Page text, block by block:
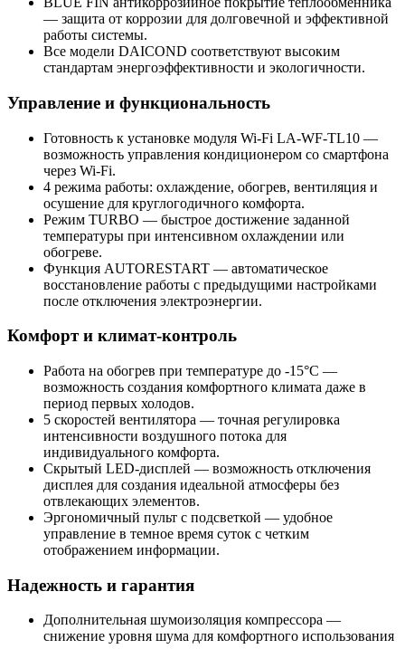
— защита от коррозии для долговечной и эффективной
работы системы.
Все модели DAICOND соответствуют высоким
стандартам энергоэффективности и экологичности.
Управление и функциональность
Готовность к установке модуля Wi-Fi LA-WF-TL10 —
возможность управления кондиционером со смартфона
через Wi-Fi.
4 режима работы: охлаждение, обогрев, вентиляция и
осушение для круглогодичного комфорта.
Режим TURBO — быстрое достижение заданной
температуры при интенсивном охлаждении или
обогреве.
Функция AUTORESTART — автоматическое
восстановление работы с предыдущими настройками
после отключения электроэнергии.
Комфорт и климат-контроль
Работа на обогрев при температуре до -15°C —
возможность создания комфортного климата даже в
период первых холодов.
5 скоростей вентилятора — точная регулировка
интенсивности воздушного потока для
индивидуального комфорта.
Скрытый LED-дисплей — возможность отключения
дисплея для создания идеальной атмосферы без
отвлекающих элементов.
Эргономичный пульт с подсветкой — удобное
управление в темное время суток с четким
отображением информации.
Надежность и гарантия
Дополнительная шумоизоляция компрессора —
снижение уровня шума для комфортного использования